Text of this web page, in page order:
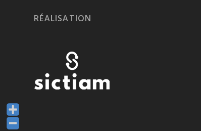
RÉALISATION